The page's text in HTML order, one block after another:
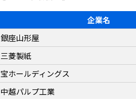
企業名
銀座山形屋
三菱製紙
宝ホールディングス
中越パルプ工業